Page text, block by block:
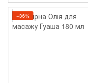
−36%